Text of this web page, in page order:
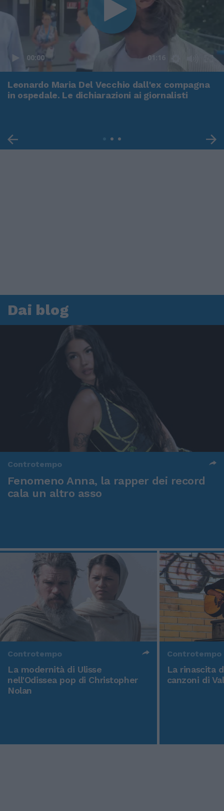
00:00 01:16
Leonardo Maria Del Vecchio dall'ex compagna
in ospedale. Le dichiarazioni ai giornalisti
Dai blog
Controtempo
Fenomeno Anna, la rapper dei record
cala un altro asso
Controtempo
La modernità di Ulisse
nell'Odissea pop di Christopher
Nolan
Controtempo
La rinascita
canzoni di